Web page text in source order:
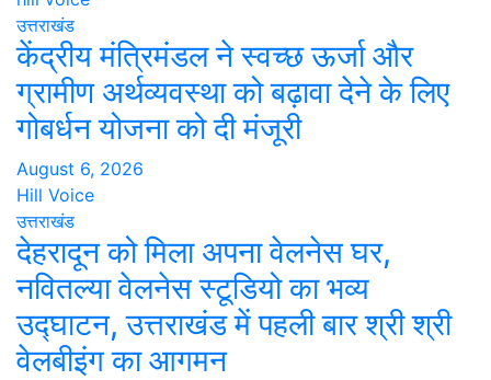
उत्तराखंड
केंद्रीय मंत्रिमंडल ने स्वच्छ ऊर्जा और
ग्रामीण अर्थव्यवस्था को बढ़ावा देने के लिए
गोबर्धन योजना को दी मंजूरी
August 6, 2026
Hill Voice
उत्तराखंड
देहरादून को मिला अपना वेलनेस घर,
नवितल्या वेलनेस स्टूडियो का भव्य
उद्घाटन, उत्तराखंड में पहली बार श्री श्री
वेलबीइंग का आगमन